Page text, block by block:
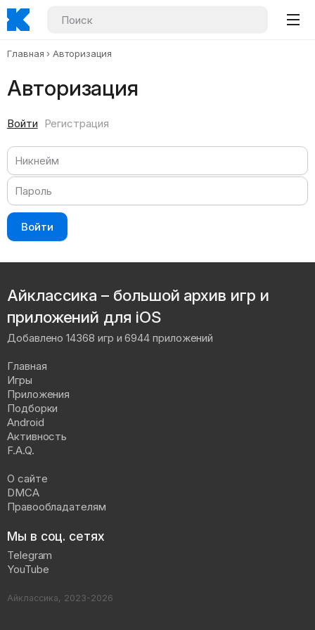
Главная Авторизация
Авторизация
Войти Регистрация
Войти
Айклассика – большой архив игр и
приложений для iOS
Добавлено 14368 игр и 6944 приложений
Главная
Игры
Приложения
Подборки
Android
Активность
F.A.Q.
О сайте
DMCA
Правообладателям
Мы в соц. сетях
Telegram
YouTube
Айклассика, 2023-2026